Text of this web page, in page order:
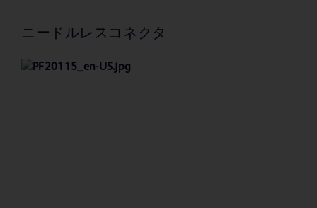
ニードルレスコネクタ